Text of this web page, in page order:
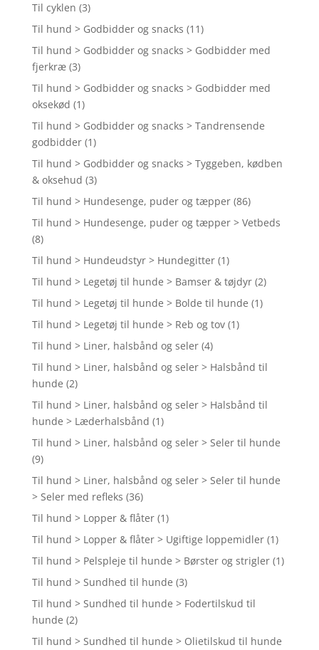
Til cyklen (3)
Til hund > Godbidder og snacks (11)
Til hund > Godbidder og snacks > Godbidder med
fjerkræ (3)
Til hund > Godbidder og snacks > Godbidder med
oksekød (1)
Til hund > Godbidder og snacks > Tandrensende
godbidder (1)
Til hund > Godbidder og snacks > Tyggeben, kødben
& oksehud (3)
Til hund > Hundesenge, puder og tæpper (86)
Til hund > Hundesenge, puder og tæpper > Vetbeds
(8)
Til hund > Hundeudstyr > Hundegitter (1)
Til hund > Legetøj til hunde > Bamser & tøjdyr (2)
Til hund > Legetøj til hunde > Bolde til hunde (1)
Til hund > Legetøj til hunde > Reb og tov (1)
Til hund > Liner, halsbånd og seler (4)
Til hund > Liner, halsbånd og seler > Halsbånd til
hunde (2)
Til hund > Liner, halsbånd og seler > Halsbånd til
hunde > Læderhalsbånd (1)
Til hund > Liner, halsbånd og seler > Seler til hunde
(9)
Til hund > Liner, halsbånd og seler > Seler til hunde
> Seler med refleks (36)
Til hund > Lopper & flåter (1)
Til hund > Lopper & flåter > Ugiftige loppemidler (1)
Til hund > Pelspleje til hunde > Børster og strigler (1)
Til hund > Sundhed til hunde (3)
Til hund > Sundhed til hunde > Fodertilskud til
hunde (2)
Til hund > Sundhed til hunde > Olietilskud til hunde